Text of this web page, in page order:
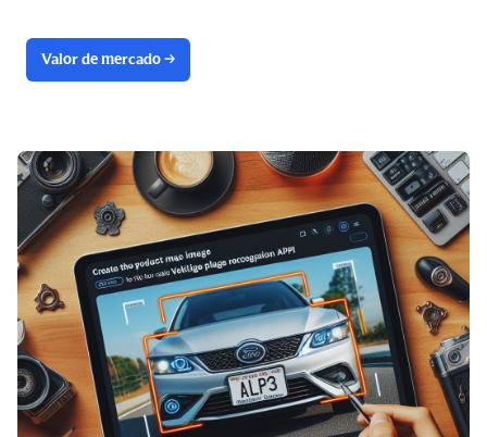
Valor de mercado →